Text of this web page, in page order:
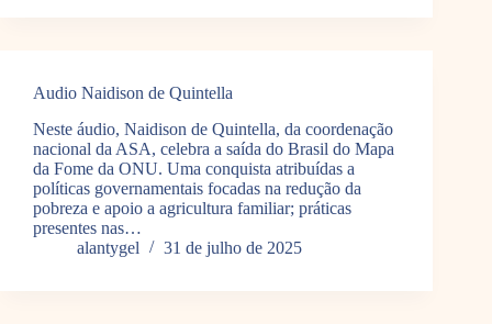
Audio Naidison de Quintella
Neste áudio, Naidison de Quintella, da coordenação
nacional da ASA, celebra a saída do Brasil do Mapa
da Fome da ONU. Uma conquista atribuídas a
políticas governamentais focadas na redução da
pobreza e apoio a agricultura familiar; práticas
presentes nas…
alantygel
31 de julho de 2025